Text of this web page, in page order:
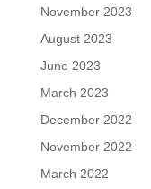
November 2023
August 2023
June 2023
March 2023
December 2022
November 2022
March 2022